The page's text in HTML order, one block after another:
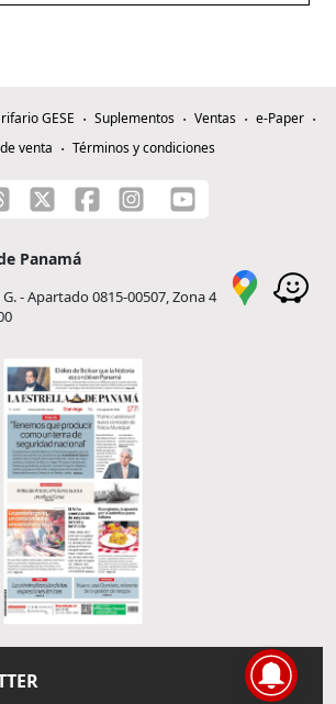
GESE Suplementos Ventas
e-Paper
venta
Términos y condiciones
Panamá
- Apartado 0815-00507, Zona 4